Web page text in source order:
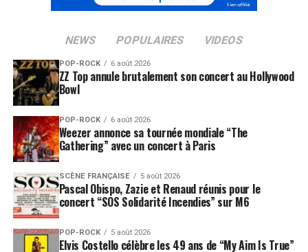
NEWS POPULAIRES VIDEOS
POP-ROCK 6 août 2026
ZZ Top annule brutalement son concert au Hollywood
Bowl
POP-ROCK 6 août 2026
Weezer annonce sa tournée mondiale “The
Gathering” avec un concert à Paris
SCÈNE FRANÇAISE 5 août 2026
Pascal Obispo, Zazie et Renaud réunis pour le
concert “SOS Solidarité Incendies” sur M6
POP-ROCK 5 août 2026
Elvis Costello célèbre les 49 ans de “My Aim Is True”